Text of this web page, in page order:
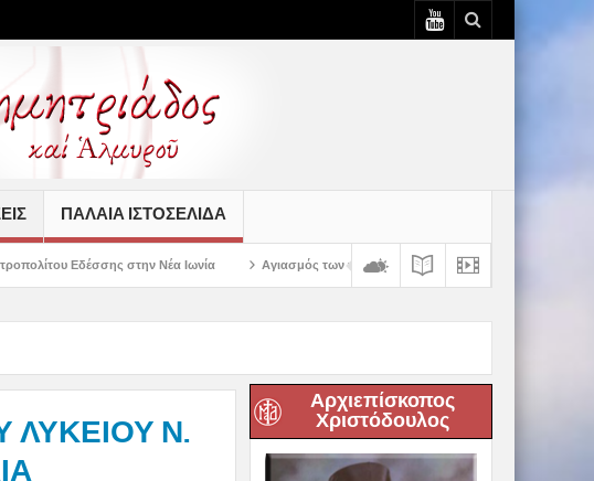
ΠΑΛΑΙΆ ΙΣΤΟΣΕΛΊΔΑ
Νέα Ιωνία Αγιασμός των πρώτων ολοκληρωμένων κελιών της Παλαιάς Ιεράς Μονής
ΛΥΚΕΙΟΥ Ν.
Αρχιεπίσκοπος
Χριστόδουλος